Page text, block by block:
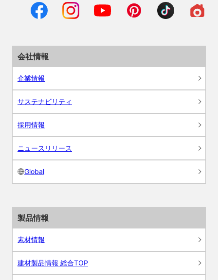
会社情報
企業情報
サステナビリティ
採用情報
ニュースリリース
Global
製品情報
素材情報
建材製品情報 総合TOP